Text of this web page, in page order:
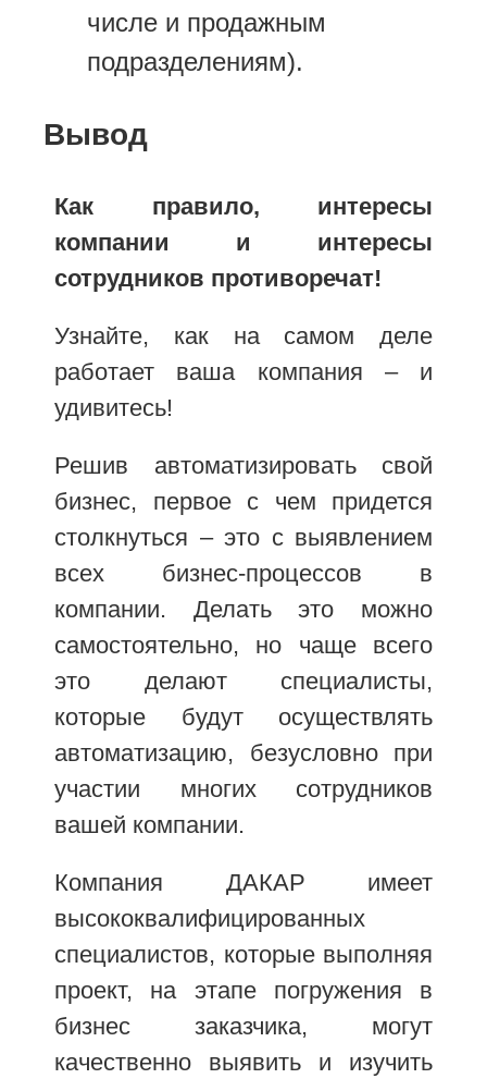
числе и продажным
подразделениям).
Вывод
Как правило, интересы
компании и интересы
сотрудников противоречат!
Узнайте, как на самом деле
работает ваша компания – и
удивитесь!
Решив автоматизировать свой
бизнес, первое с чем придется
столкнуться – это с выявлением
всех бизнес-процессов в
компании. Делать это можно
самостоятельно, но чаще всего
это делают специалисты,
которые будут осуществлять
автоматизацию, безусловно при
участии многих сотрудников
вашей компании.
Компания ДАКАР имеет
высококвалифицированных
специалистов, которые выполняя
проект, на этапе погружения в
бизнес заказчика, могут
качественно выявить и изучить